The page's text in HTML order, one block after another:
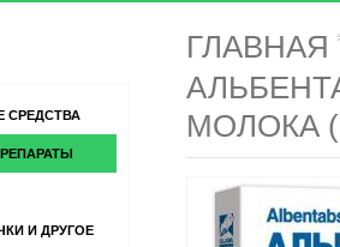
ГЛАВНАЯ
МОЛОКА
СРЕДСТВА
И ДРУГОЕ